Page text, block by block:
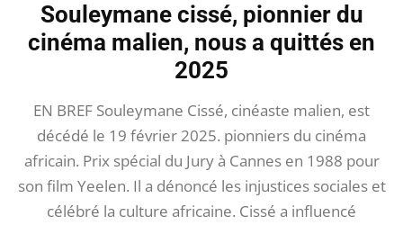
Souleymane cissé, pionnier du
cinéma malien, nous a quittés en
2025
EN BREF Souleymane Cissé, cinéaste malien, est
décédé le 19 février 2025. pionniers du cinéma
africain. Prix spécial du Jury à Cannes en 1988 pour
son film Yeelen. Il a dénoncé les injustices sociales et
célébré la culture africaine. Cissé a influencé